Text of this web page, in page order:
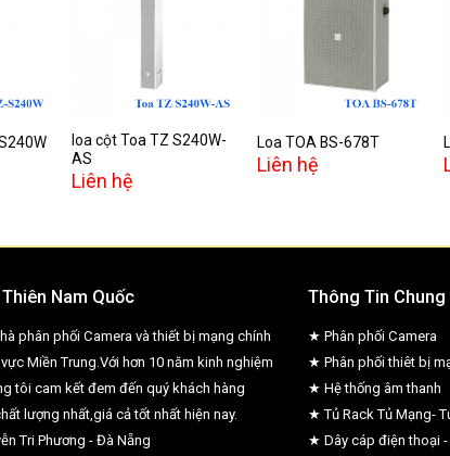
loa cột Toa TZ S240W-
AS
Liên hệ
Loa TOA BS-678T
Liên hệ
Nam Quốc
phân phối Camera và thiết bị mạng chính
Miền Trung.Với hơn 10 năm kinh nghiệm
tôi cam kết đem đến quý khách hàng
lượng nhất,giá cả tốt nhất hiện nay.
Tri Phương - Đà Nẵng
Thông Tin Chung
★ Phân phối Camera
★ Phân phối thiêt bị
★ Hệ thống âm thanh
★ Tủ Rack Tủ Mạng-
★ Dây cáp điện thoại